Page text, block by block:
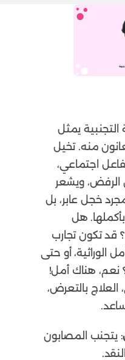
يمثل
منه. تخيل
اجتماعي،
الرفض، ويشعر
خجل عابر، بل
هل
قد تكون تجارب
الوراثية، أو حتى
نعم، هناك أمل!
العلاج بالتعرض،
: يتجنب المصابون